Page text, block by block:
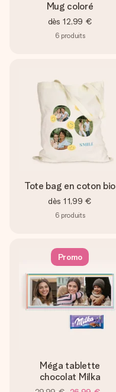
Mug coloré
dès 12,99 €
6 produits
Tote bag en coton bio
dès 11,99 €
6 produits
Promo
Méga tablette
chocolat Milka